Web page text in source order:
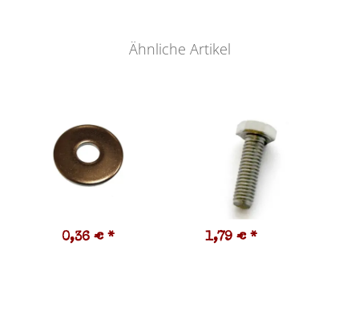
Ähnliche Artikel
0,36 € * 1,79 € *